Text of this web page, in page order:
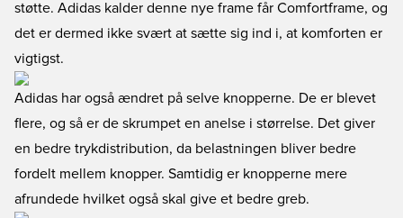
støtte. Adidas kalder denne nye frame får Comfortframe, og
det er dermed ikke svært at sætte sig ind i, at komforten er
vigtigst.
Adidas har også ændret på selve knopperne. De er blevet
flere, og så er de skrumpet en anelse i størrelse. Det giver
en bedre trykdistribution, da belastningen bliver bedre
fordelt mellem knopper. Samtidig er knopperne mere
afrundede hvilket også skal give et bedre greb.